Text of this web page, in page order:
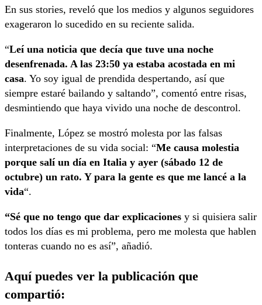
En sus stories, reveló que los medios y algunos seguidores
exageraron lo sucedido en su reciente salida.
“Leí una noticia que decía que tuve una noche
desenfrenada. A las 23:50 ya estaba acostada en mi
casa. Yo soy igual de prendida despertando, así que
siempre estaré bailando y saltando”, comentó entre risas,
desmintiendo que haya vivido una noche de descontrol.
Finalmente, López se mostró molesta por las falsas
interpretaciones de su vida social: “Me causa molestia
porque salí un día en Italia y ayer (sábado 12 de
octubre) un rato. Y para la gente es que me lancé a la
vida“.
“Sé que no tengo que dar explicaciones y si quisiera salir
todos los días es mi problema, pero me molesta que hablen
tonteras cuando no es así”, añadió.
Aquí puedes ver la publicación que
compartió: